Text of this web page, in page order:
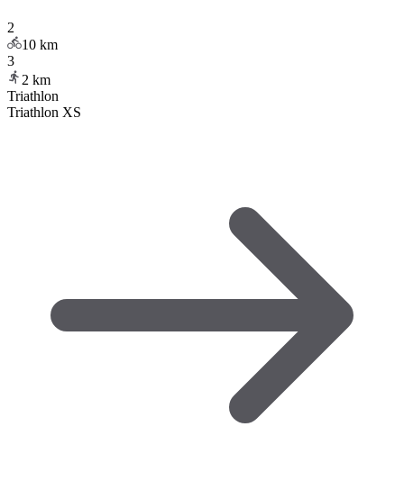
2
10 km
3
2 km
Triathlon
Triathlon XS